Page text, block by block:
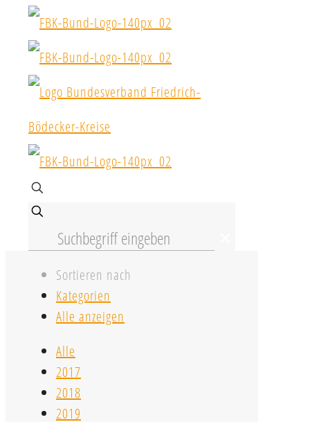
Sortieren nach
Kategorien
Alle anzeigen
Alle
2017
2018
2019